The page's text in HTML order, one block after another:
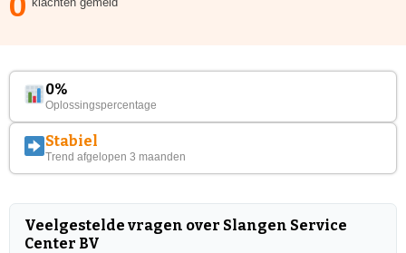
0%
Oplossingspercentage
Stabiel
Trend afgelopen 3 maanden
Veelgestelde vragen over Slangen Service
Center BV